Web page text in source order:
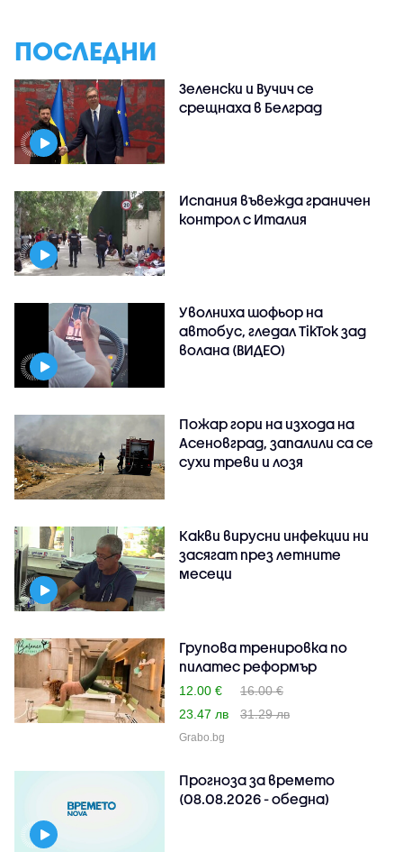
ПОСЛЕДНИ
Зеленски и Вучич се
срещнаха в Белград
Испания въвежда граничен
контрол с Италия
Уволниха шофьор на
автобус, гледал TikTok зад
волана (ВИДЕО)
Пожар гори на изхода на
Асеновград, запалили са се
сухи треви и лозя
Какви вирусни инфекции ни
засягат през летните
месеци
Групова тренировка по
пилатес реформър
12.00 €
16.00 €
23.47 лв
31.29 лв
Grabo.bg
Прогноза за времето
(08.08.2026 - обедна)